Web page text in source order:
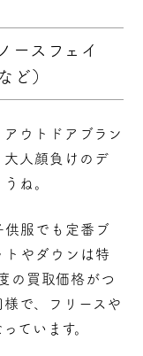
ースフェイ
ど）
ウトドアブラン
大人顔負けのデ
ね。
供服でも定番ブ
トやダウンは特
の買取価格がつ
で、フリースや
ています。